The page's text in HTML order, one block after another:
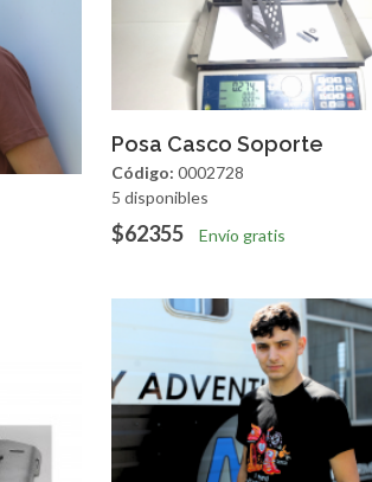
Agregar Vista
Posa Casco Soporte
Código: 0002728
5 disponibles
$62355 Envío gratis